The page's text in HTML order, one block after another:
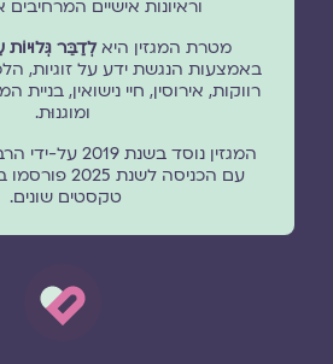
וראיונות אישיים
מטרת המגזין היאלְדַבֵּר
באמצעות הנגשת ידע על זוגיות,
רווקות, אירוסין, חיי נישואין,
ומוגנוּת.
המגזין נוסד
טקסטים שונים.